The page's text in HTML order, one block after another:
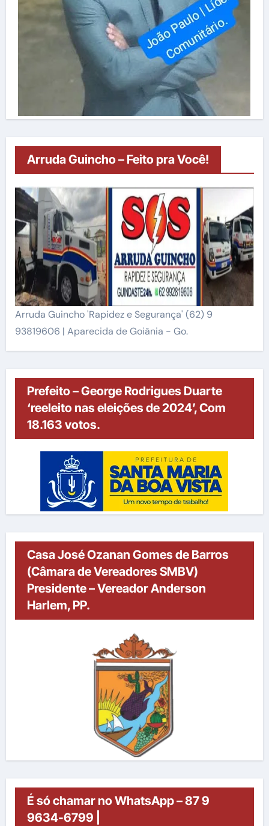
Arruda Guincho – Feito pra Você!
Arruda Guincho 'Rapidez e Segurança' (62) 9
93819606 | Aparecida de Goiânia - Go.
Prefeito – George Rodrigues Duarte
‘reeleito nas eleições de 2024’, Com
18.163 votos.
Casa José Ozanan Gomes de Barros
(Câmara de Vereadores SMBV)
Presidente – Vereador Anderson
Harlem, PP.
É só chamar no WhatsApp – 87 9
9634-6799 |